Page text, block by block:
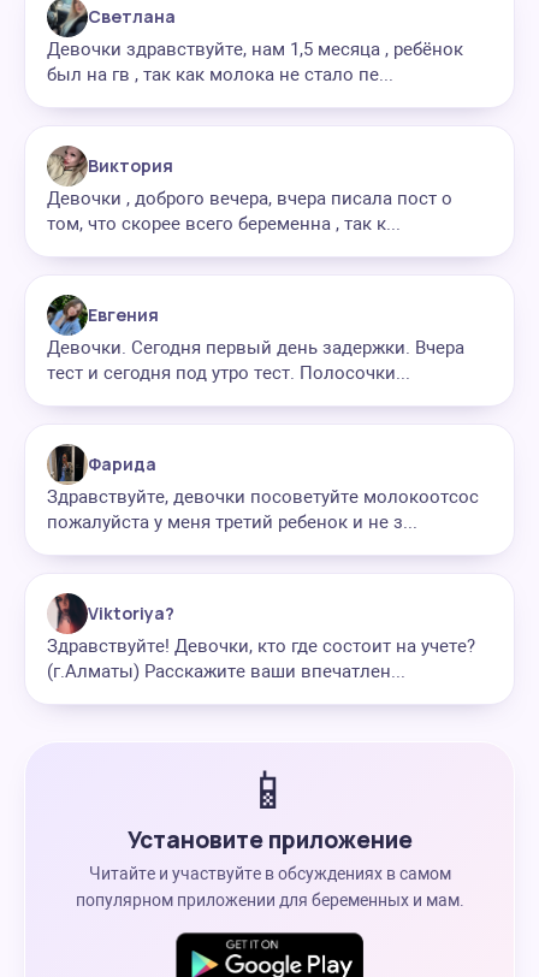
Светлана
Девочки здравствуйте, нам 1,5 месяца , ребёнок
был на гв , так как молока не стало пе...
Виктория
Девочки , доброго вечера, вчера писала пост о
том, что скорее всего беременна , так к...
Евгения
Девочки. Сегодня первый день задержки. Вчера
тест и сегодня под утро тест. Полосочки...
Фарида
Здравствуйте, девочки посоветуйте молокоотсос
пожалуйста у меня третий ребенок и не з...
Viktoriya?
Здравствуйте! Девочки, кто где состоит на учете?
(г.Алматы) Расскажите ваши впечатлен...
📱
Установите приложение
Читайте и участвуйте в обсуждениях в самом
популярном приложении для беременных и мам.